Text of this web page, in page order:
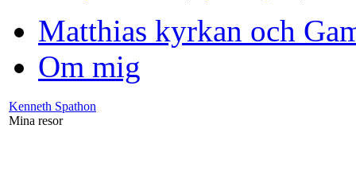
Matthias kyrkan och
Om mig
Kenneth Spathon
Mina resor